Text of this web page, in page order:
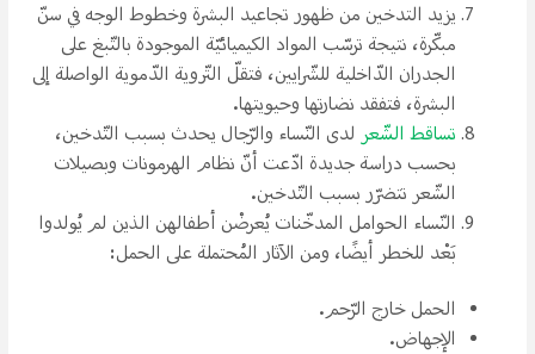
يزيد التدخين من ظهور تجاعيد البشرة وخطوط الوجه في سنّ
مبكّرة، نتيجة ترسّب المواد الكيميائيّة الموجودة بالتّبغ على
الجدران الدّاخلية للشّرايين، فتقلّ التّروية الدّموية الواصلة إلى
البشرة، فتفقد نضارتها وحيويتها.
تساقط الشّعر لدى النّساء والرّجال يحدث بسبب التّدخين،
بحسب دراسة جديدة ادّعت أنّ نظام الهرمونات وبصيلات
الشّعر تتضرّر بسبب التّدخين.
النّساء الحوامل المدخّنات يُعرضْن أطفالهن الذين لم يُولدوا
بَعْد للخطر أيضًا، ومن الآثار المُحتملة على الحمل:
الحمل خارج الرّحم.
الإجهاض.